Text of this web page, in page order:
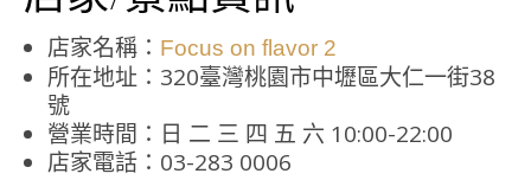
店家名稱： Focus on flavor 2
所在地址：320臺灣桃園市中壢區大仁一街38
號
營業時間：日 二 三 四 五 六 10:00-22:00
店家電話：03-283 0006